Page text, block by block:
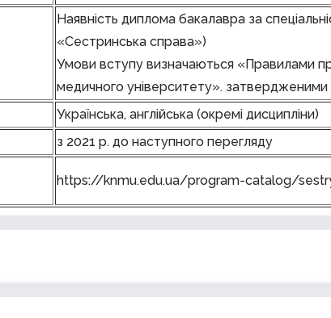
Наявність диплома бакалавра за
«Сестринська справа»)
Умови вступу визначаються «Правилами
медичного університету».
Українська, англійська (окремі дисципліни)
з 2021 р. до наступного перегляду
https://knmu.edu.ua/program-catalog/